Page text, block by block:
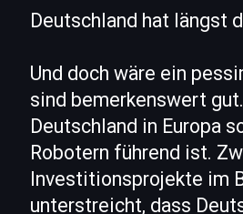
Deutschland hat längst
Und doch wäre ein
sind bemerkenswert
Deutschland in Europa
Robotern führend ist.
Investitionsprojekte im
unterstreicht, dass